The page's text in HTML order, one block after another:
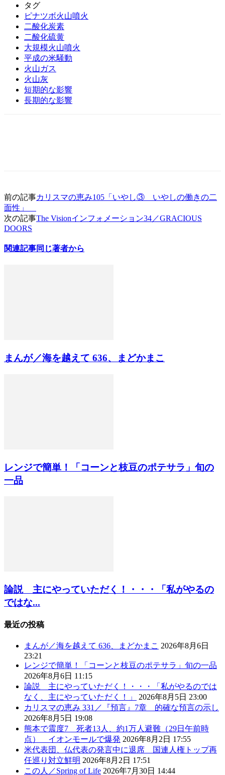
タグ
ピナツボ火山噴火
二酸化炭素
二酸化硫黄
大規模火山噴火
平成の米騒動
火山ガス
火山灰
短期的な影響
長期的な影響
前の記事カリスマの恵み105「いやし③ いやしの働きの二
面性」
次の記事The Visionインフォメーション34／GRACIOUS
DOORS
関連記事同じ著者から
まんが／海を越えて 636、まどかまこ
レンジで簡単！「コーンと枝豆のポテサラ」旬の
一品
論説 主にやっていただく！・・・「私がやるの
ではな...
最近の投稿
まんが／海を越えて 636、まどかまこ 2026年8月6日
23:21
レンジで簡単！「コーンと枝豆のポテサラ」旬の一品
2026年8月6日 11:15
論説 主にやっていただく！・・・「私がやるのでは
なく、主にやっていただく！」
2026年8月5日 23:00
カリスマの恵み 331／『預言』7章 的確な預言の示し
2026年8月5日 19:08
熊本で震度7 死者13人、約1万人避難（29日午前時
点） イオンモールで爆発 2026年8月2日 17:55
米代表団、仏代表の発言中に退席 国連人権トップ再
任巡り対立鮮明 2026年8月2日 17:51
この人／Spring of Life 2026年7月30日 14:44